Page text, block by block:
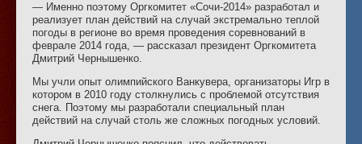
— Именно поэтому Оргкомитет «Сочи-2014» разработал и
реализует план действий на случай экстремально теплой
погоды в регионе во время проведения соревнований в
феврале 2014 года, — рассказал президент Оргкомитета
Дмитрий Чернышенко.
Мы учли опыт олимпийского Ванкувера, организаторы Игр в
котором в 2010 году столкнулись с проблемой отсутствия
снега. Поэтому мы разработали специальный план
действий на случай столь же сложных погодных условий.